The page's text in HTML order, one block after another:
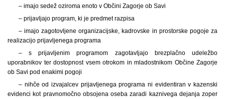
– imajo sedež oziroma enoto v Občini Zagorje ob Savi
– prijavljajo program, ki je predmet razpisa
– imajo zagotovljene organizacijske, kadrovske in prostorske pogoje za
realizacijo prijavljenega programa
– s prijavljenim programom zagotavljajo brezplačno udeležbo
uporabnikov ter dostopnost vsem otrokom in mladostnikom Občine Zagorje
ob Savi pod enakimi pogoji
– nihče od izvajalcev prijavljenega programa ni evidentiran v kazenski
evidenci kot pravnomočno obsojena oseba zaradi kaznivega dejanja zoper